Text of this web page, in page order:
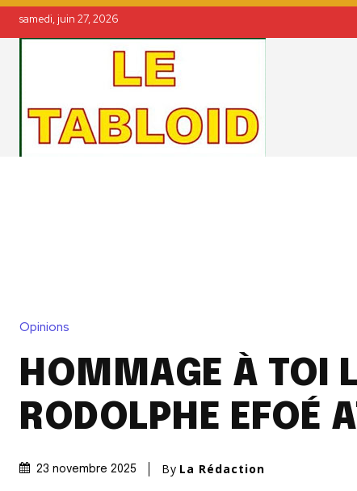
samedi, juin 27, 2026
Opinions
HOMMAGE À TOI
RODOLPHE EFOÉ
23 novembre 2025 By La Rédaction